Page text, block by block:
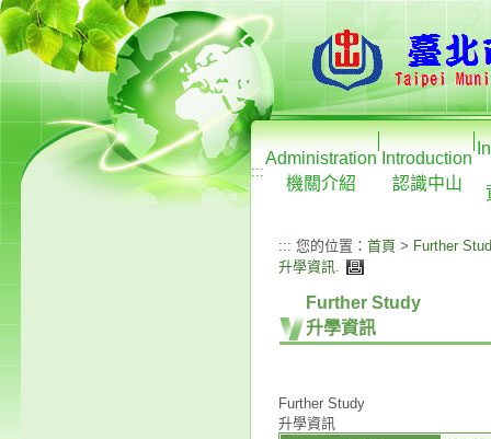
:::
Administration
機關介紹
Introduction
認識中山
::: 您的位置： 首頁 > Further
升學資訊.
Further Study
升學資訊
Further Study
升學資訊